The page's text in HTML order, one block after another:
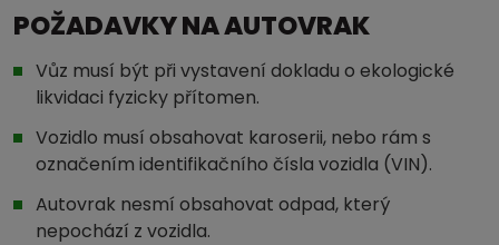
POŽADAVKY NA AUTOVRAK
Vůz musí být při vystavení dokladu o ekologické
likvidaci fyzicky přítomen.
Vozidlo musí obsahovat karoserii, nebo rám s
označením identifikačního čísla vozidla (VIN).
Autovrak nesmí obsahovat odpad, který
nepochází z vozidla.